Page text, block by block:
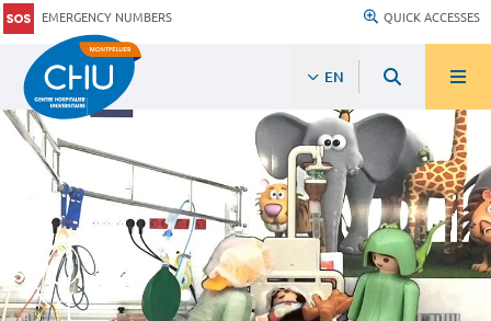
EMERGENCY NUMBERS QUICK ACCESSES
EN